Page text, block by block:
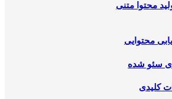
محتوا متنی
محتوایی
سئو شده
کلیدی